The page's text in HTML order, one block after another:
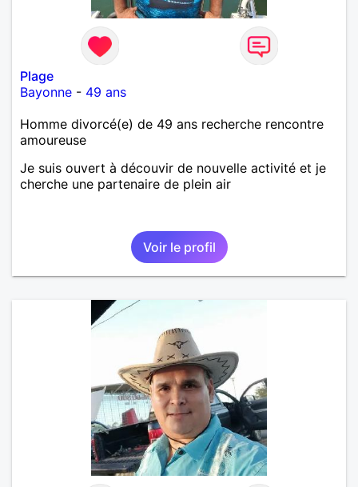
Plage
Bayonne - 49 ans
Homme divorcé(e) de 49 ans recherche rencontre
amoureuse
Je suis ouvert à découvir de nouvelle activité et je
cherche une partenaire de plein air
Voir le profil